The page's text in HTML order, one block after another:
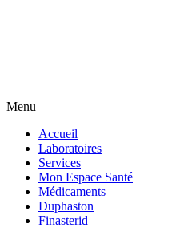
Menu
Accueil
Laboratoires
Services
Mon Espace Santé
Médicaments
Duphaston
Finasterid